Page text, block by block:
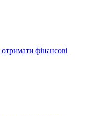
фінансові